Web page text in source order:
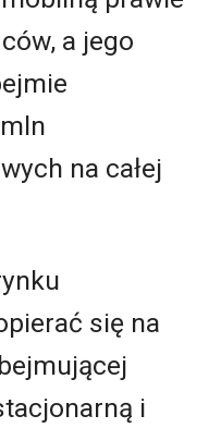
a jego
na całej
się na
i